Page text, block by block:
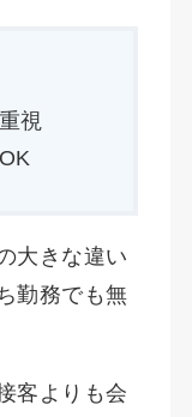
視
大きな違い
勤務でも無
客よりも会